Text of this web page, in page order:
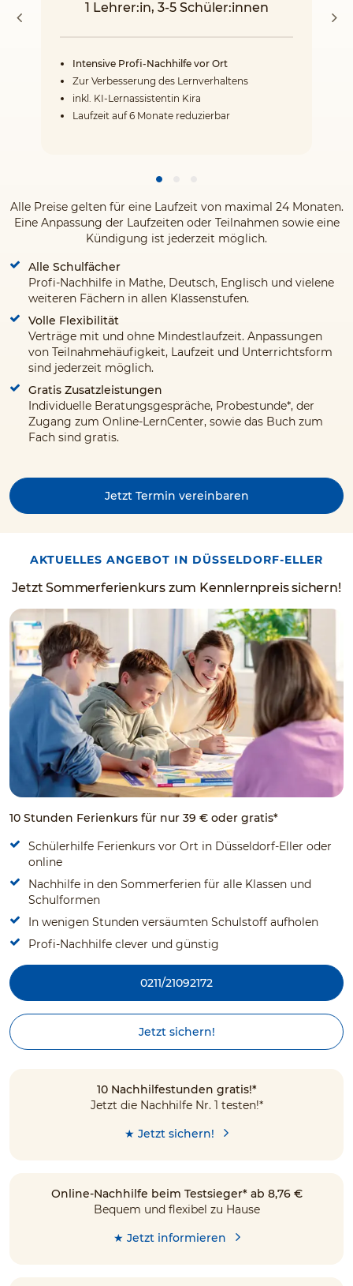
1 Lehrer:in, 3-5 Schüler:innen
Intensive Profi-Nachhilfe vor Ort
Zur Verbesserung des Lernverhaltens
inkl. KI-Lernassistentin Kira
Laufzeit auf 6 Monate reduzierbar
Alle Preise gelten für eine Laufzeit von maximal 24 Monaten.
Eine Anpassung der Laufzeiten oder Teilnahmen sowie eine
Kündigung ist jederzeit möglich.
Alle Schulfächer
Profi-Nachhilfe in Mathe, Deutsch, Englisch und vielene
weiteren Fächern in allen Klassenstufen.
Volle Flexibilität
Verträge mit und ohne Mindestlaufzeit. Anpassungen
von Teilnahmehäufigkeit, Laufzeit und Unterrichtsform
sind jederzeit möglich.
Gratis Zusatzleistungen
Individuelle Beratungsgespräche, Probestunde*, der
Zugang zum Online-LernCenter, sowie das Buch zum
Fach sind gratis.
Jetzt Termin vereinbaren
AKTUELLES ANGEBOT IN DÜSSELDORF-ELLER
Jetzt Sommerferienkurs zum Kennlernpreis sichern!
10 Stunden Ferienkurs für nur 39 € oder gratis*
Schülerhilfe Ferienkurs vor Ort in Düsseldorf-Eller oder
online
Nachhilfe in den Sommerferien für alle Klassen und
Schulformen
In wenigen Stunden versäumten Schulstoff aufholen
Profi-Nachhilfe clever und günstig
0211/21092172
Jetzt sichern!
10 Nachhilfestunden gratis!*
Jetzt die Nachhilfe Nr. 1 testen!*
★ Jetzt sichern!
Online-Nachhilfe beim Testsieger* ab 8,76 €
Bequem und flexibel zu Hause
★ Jetzt informieren